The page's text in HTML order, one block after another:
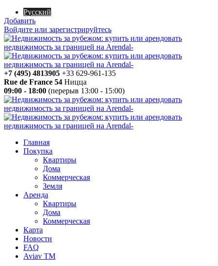
Русский
Добавить
Войдите или зарегистрируйтесь
+7 (495) 4813905 +33 629-961-135
Rue de France 54 Ницца
09:00 - 18:00 (перерыв 13:00 - 15:00)
Главная
Покупка
Квартиры
Дома
Коммерческая
Земля
Аренда
Квартиры
Дома
Коммерческая
Карта
Новости
FAQ
Aviav TM